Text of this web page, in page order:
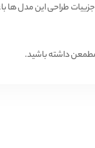
طراحی این مدل ها
داشته باشید.